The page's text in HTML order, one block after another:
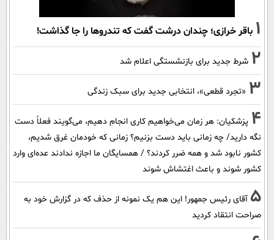
1 باقر خرازی؛ چندان درشت گفت که تندروها را جا گذاشت!
2 شرط جدید برای بازنشستگی اعلام شد
3 «تجرد قطعی»، انتخابی جدید برای سبک زندگی
4 پزشکیان: هر زمان می‌خواهیم کاری انجام دهیم، می‌گویند فعلاً دست
نگه دارید/ چه زمانی باید دست بزنیم؟ زمانی که خودمان غرق شدیم،
کشور نابود شد و همه ضرر کردند؟ / همسایگان ما اجازه ندادند عده‌ای وارد
کشور شوند و باعث اغتشاش شوند
5 آقای رئیس جمهور! این هم یک نمونه از حذف که در گزارش خود به
صراحت انتقاد کردید